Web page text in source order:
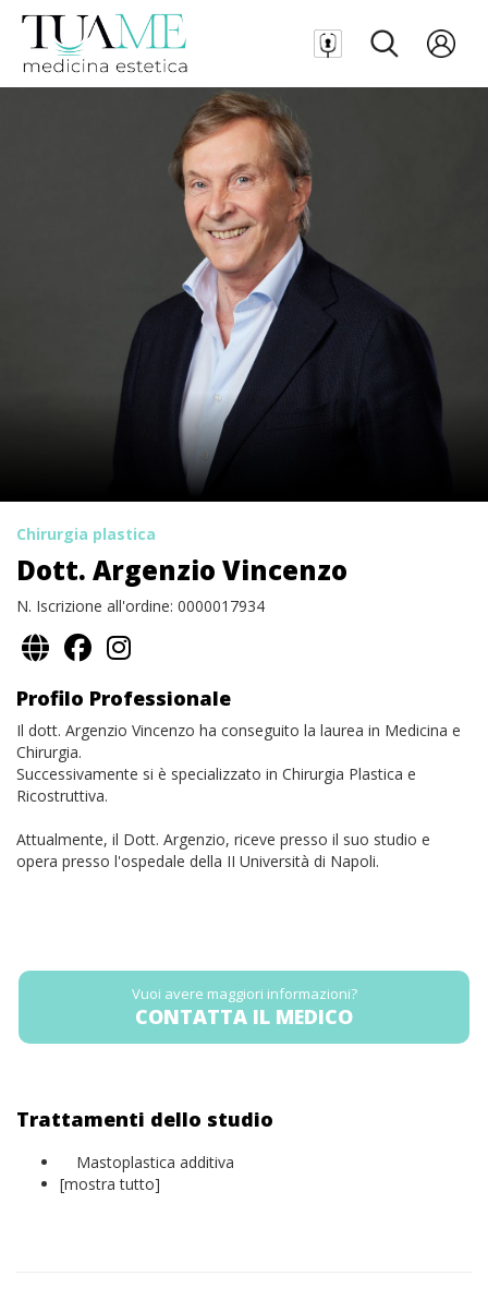
Chirurgia plastica
Dott. Argenzio Vincenzo
N. Iscrizione all'ordine: 0000017934
Profilo Professionale
Il dott. Argenzio Vincenzo ha conseguito la laurea in Medicina e
Chirurgia.
Successivamente si è specializzato in Chirurgia Plastica e
Ricostruttiva.
Attualmente, il Dott. Argenzio, riceve presso il suo studio e
opera presso l'ospedale della II Università di Napoli.
Vuoi avere maggiori informazioni?
CONTATTA IL MEDICO
Trattamenti dello studio
Mastoplastica additiva
[mostra tutto]